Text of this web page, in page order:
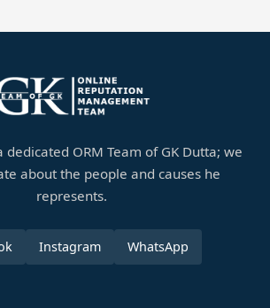
dedicated ORM Team of GK Dutta; we
about the people and causes he
represents.
Instagram WhatsApp